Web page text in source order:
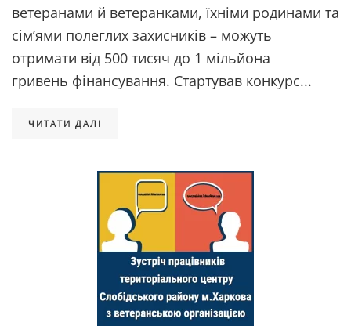
ветеранами й ветеранками, їхніми родинами та
сім’ями полеглих захисників – можуть
отримати від 500 тисяч до 1 мільйона
гривень фінансування. Стартував конкурс...
ЧИТАТИ ДАЛІ